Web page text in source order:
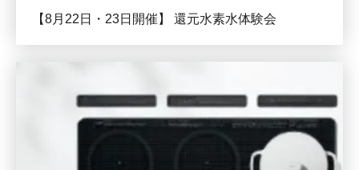
【8月22日・23日開催】 還元水素水体験会